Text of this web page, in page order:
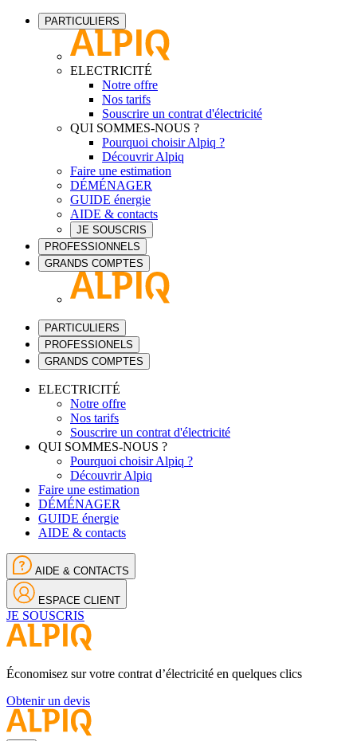
PARTICULIERS
ELECTRICITÉ
Notre offre
Nos tarifs
Souscrire un contrat d'électricité
QUI SOMMES-NOUS ?
Pourquoi choisir Alpiq ?
Découvrir Alpiq
Faire une estimation
DÉMÉNAGER
GUIDE énergie
AIDE & contacts
JE SOUSCRIS
PROFESSIONNELS
GRANDS COMPTES
PARTICULIERS
PROFESSIONELS
GRANDS COMPTES
ELECTRICITÉ
Notre offre
Nos tarifs
Souscrire un contrat d'électricité
QUI SOMMES-NOUS ?
Pourquoi choisir Alpiq ?
Découvrir Alpiq
Faire une estimation
DÉMÉNAGER
GUIDE énergie
AIDE & contacts
AIDE & CONTACTS
ESPACE CLIENT
JE SOUSCRIS
Économisez sur votre contrat d’électricité en quelques clics
Obtenir un devis